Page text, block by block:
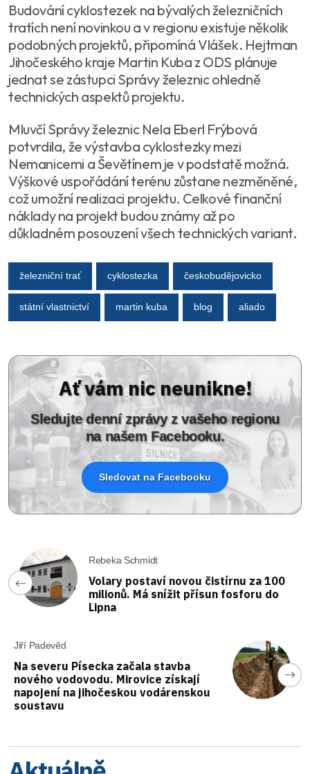
Budování cyklostezek na bývalých železničních
tratích není novinkou a v regionu existuje několik
podobných projektů, připomíná Vlášek. Hejtman
Jihočeského kraje Martin Kuba z ODS plánuje
jednat se zástupci Správy železnic ohledně
technických aspektů projektu.
Mluvčí Správy železnic Nela Eberl Frýbová
potvrdila, že výstavba cyklostezky mezi
Nemanicemi a Ševětínem je v podstatě možná.
Výškové uspořádání terénu zůstane nezměněné,
což umožní realizaci projektu. Celkové finanční
náklady na projekt budou známy až po
důkladném posouzení všech technických variant.
železniční trať cyklostezka českobudějovicko
státní vlastnictví martin kuba blog aliado
Ať vám nic neunikne!
Sledujte denní zprávy z vašeho regionu
na našem Facebooku.
Sledovat na Facebooku
Rebeka Schmidt
Volary postaví novou čistírnu za 100
milionů. Má snížit přísun fosforu do
Lipna
Jiří Padevěd
Na severu Písecka začala stavba
nového vodovodu. Mirovice získají
napojení na jihočeskou vodárenskou
soustavu